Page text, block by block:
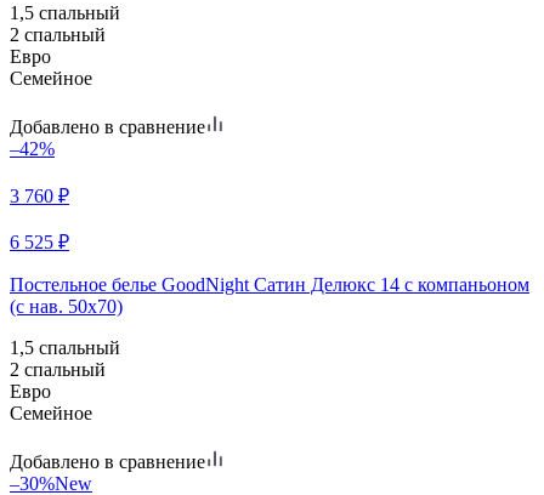
1,5 спальный
2 спальный
Евро
Семейное
Добавлено в сравнение
–42%
3 760 ₽
6 525 ₽
Постельное белье GoodNight Сатин Делюкс 14 с компаньоном
(с нав. 50х70)
1,5 спальный
2 спальный
Евро
Семейное
Добавлено в сравнение
–30%New